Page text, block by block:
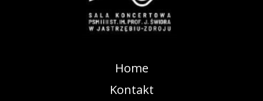
Home
Kontakt